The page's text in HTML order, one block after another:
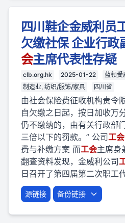
四川鞋企金威利员
欠缴社保 企业行政
会主席代表性存疑
clb.org.hk 2025-01-22
蓝领受
制造业, 纺织/服饰/家具
四川省
由社会保险费征收机构责令
自欠缴之日起，按日加收万
仍不缴纳的，由有关行政部
三倍以下的罚款。” 公司工会
费与补缴方案 而工会主席身
翻查资料发现，金威利公司
日召开了第四届第二次职工
源链接 备份链接